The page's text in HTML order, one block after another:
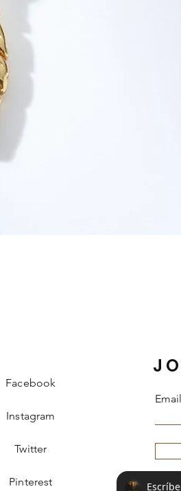
Facebook
Instagram
Twitter
Pinterest
Email